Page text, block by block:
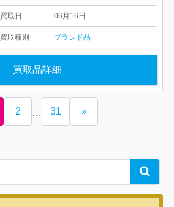
買取日 06月16日
買取種別 ブランド品
買取品詳細
2 … 31 »
Search